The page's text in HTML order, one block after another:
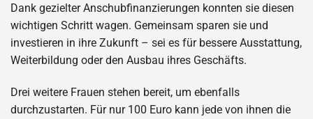
Dank gezielter Anschubfinanzierungen konnten sie diesen
wichtigen Schritt wagen. Gemeinsam sparen sie und
investieren in ihre Zukunft – sei es für bessere Ausstattung,
Weiterbildung oder den Ausbau ihres Geschäfts.
Drei weitere Frauen stehen bereit, um ebenfalls
durchzustarten. Für nur 100 Euro kann jede von ihnen die